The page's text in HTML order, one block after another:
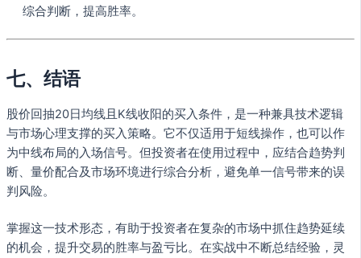
综合判断，提高胜率。
七、结语
股价回抽20日均线且K线收阳的买入条件，是一种兼具技术逻辑
与市场心理支撑的买入策略。它不仅适用于短线操作，也可以作
为中线布局的入场信号。但投资者在使用过程中，应结合趋势判
断、量价配合及市场环境进行综合分析，避免单一信号带来的误
判风险。
掌握这一技术形态，有助于投资者在复杂的市场中抓住趋势延续
的机会，提升交易的胜率与盈亏比。在实战中不断总结经验，灵